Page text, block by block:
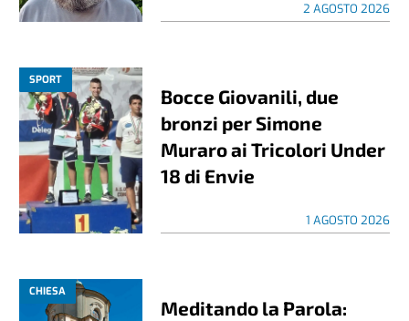
2 AGOSTO 2026
SPORT
Bocce Giovanili, due
bronzi per Simone
Muraro ai Tricolori Under
18 di Envie
1 AGOSTO 2026
CHIESA
Meditando la Parola: